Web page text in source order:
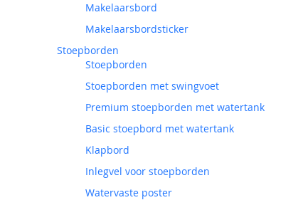
Makelaarsbord
Makelaarsbordsticker
Stoepborden
Stoepborden
Stoepborden met swingvoet
Premium stoepborden met watertank
Basic stoepbord met watertank
Klapbord
Inlegvel voor stoepborden
Watervaste poster